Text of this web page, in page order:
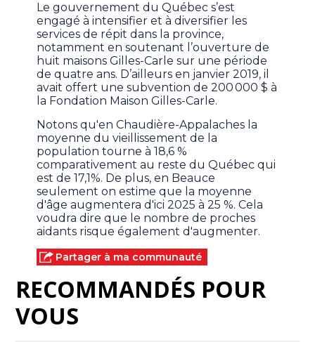
Le gouvernement du Québec s’est
engagé à intensifier et à diversifier les
services de répit dans la province,
notamment en soutenant l’ouverture de
huit maisons Gilles-Carle sur une période
de quatre ans. D’ailleurs en janvier 2019, il
avait offert une subvention de 200 000 $ à
la Fondation Maison Gilles-Carle.
Notons qu'en Chaudière-Appalaches la
moyenne du vieillissement de la
population tourne à 18,6 %
comparativement au reste du Québec qui
est de 17,1%. De plus, en Beauce
seulement on estime que la moyenne
d'âge augmentera d'ici 2025 à 25 %. Cela
voudra dire que le nombre de proches
aidants risque également d'augmenter.
Partager à ma communauté
RECOMMANDÉS POUR
VOUS